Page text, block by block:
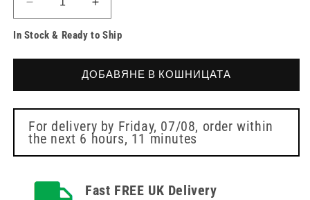
Намаляване
на
количеството
сонда
за
хранене
Nutrisafe2
Увеличете
количеството
за
сонда
за
хранене
Nutrisafe2
In Stock & Ready to Ship
ДОБАВЯНЕ В КОШНИЦАТА
For delivery by Friday, 07/08, order within
the next 6 hours, 11 minutes
Fast FREE UK Delivery